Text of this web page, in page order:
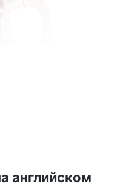
английском